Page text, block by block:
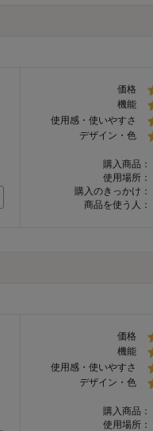
価格
機能
使用感・使いやすさ
デザイン・色
購入商品：
使用場所：
購入のきっかけ：
商品を使う人：
価格
機能
使用感・使いやすさ
デザイン・色
購入商品：
使用場所：